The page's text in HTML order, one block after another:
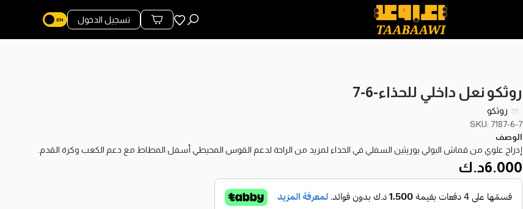
المفضلة
محتويات السلة
تسجيل الدخول
روثكو نعل داخلي للحذاء-6-7
روثكو
SKU: 7187-6-7
الوصف
إدراج علوي من قماش البولي يوريثين السفلي في الحذاء لمزيد من الراحة لدعم القوس المحيطي أسفل المطاط مع دعم الكعب وكرة القدم.
6.000د.ك